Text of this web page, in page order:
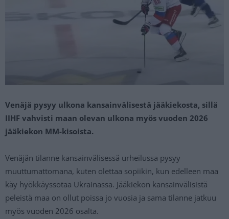
Venäjä pysyy ulkona kansainvälisestä jääkiekosta, sillä
IIHF vahvisti maan olevan ulkona myös vuoden 2026
jääkiekon MM-kisoista.
Venäjän tilanne kansainvälisessä urheilussa pysyy
muuttumattomana, kuten olettaa sopiikin, kun edelleen maa
käy hyökkäyssotaa Ukrainassa. Jääkiekon kansainvälisistä
peleistä maa on ollut poissa jo vuosia ja sama tilanne jatkuu
myös vuoden 2026 osalta.